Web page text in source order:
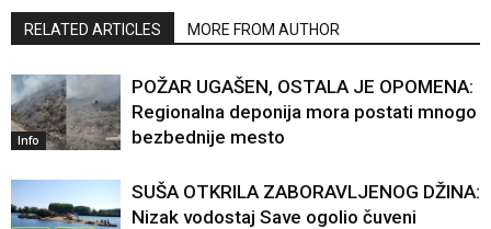
RELATED ARTICLES MORE FROM AUTHOR
Info
POŽAR UGAŠEN, OSTALA JE OPOMENA:
Regionalna deponija mora postati mnogo
bezbednije mesto
SUŠA OTKRILA ZABORAVLJENOG DŽINA:
Nizak vodostaj Save ogolio čuveni